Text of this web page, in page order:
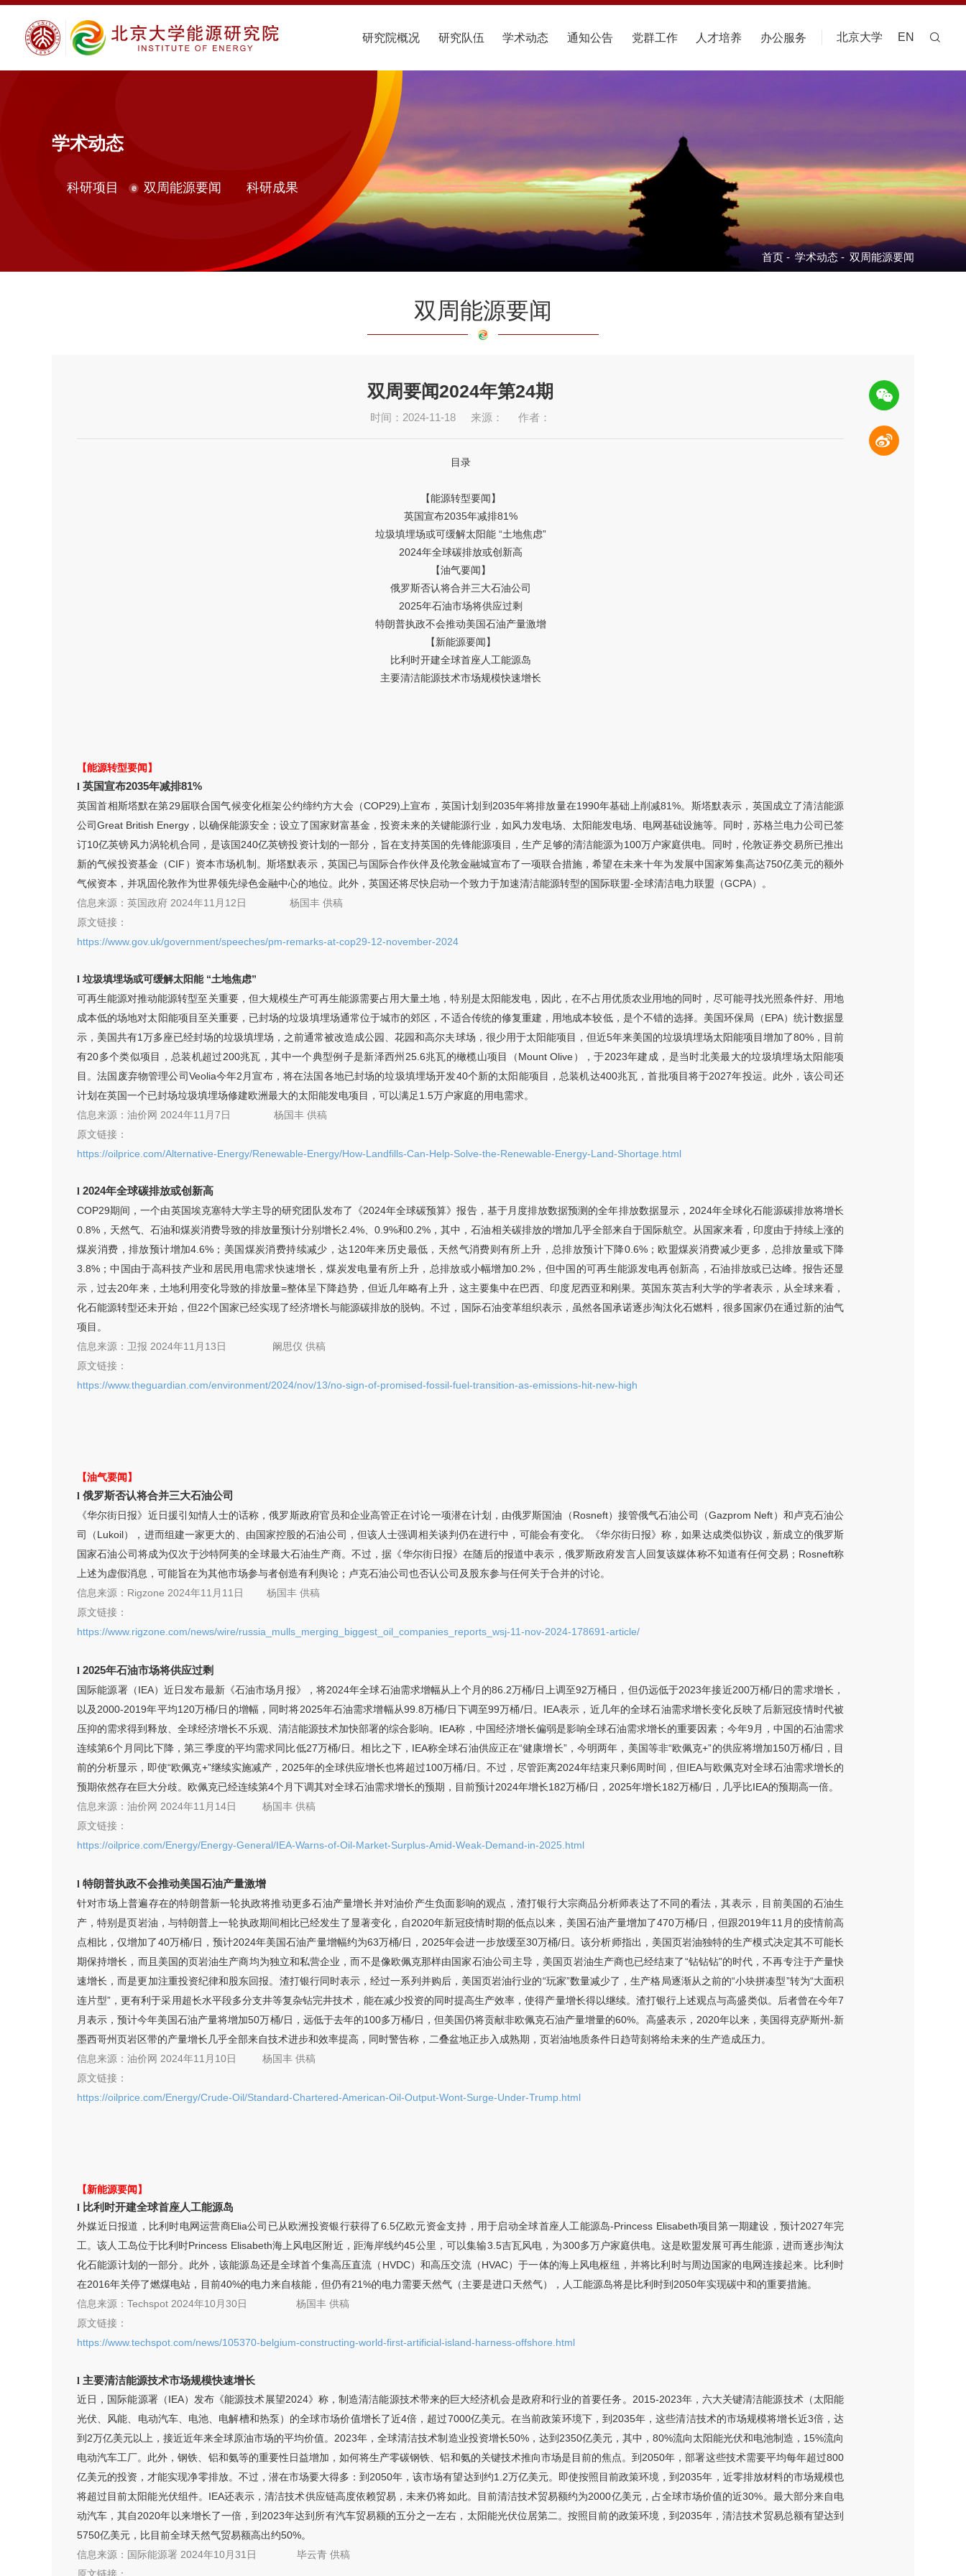
研究院概况 研究队伍 学术动态 通知公告 党群工作 人才培养 办公服务 北京大学 EN
首页 - 学术动态 - 双周能源要闻
学术动态
科研项目 双周能源要闻 科研成果
双周能源要闻
双周要闻2024年第24期
时间：2024-11-18 来源： 作者：
目录
【能源转型要闻】
英国宣布2035年减排81%
垃圾填埋场或可缓解太阳能 “土地焦虑”
2024年全球碳排放或创新高
【油气要闻】
俄罗斯否认将合并三大石油公司
2025年石油市场将供应过剩
特朗普执政不会推动美国石油产量激增
【新能源要闻】
比利时开建全球首座人工能源岛
主要清洁能源技术市场规模快速增长
【能源转型要闻】
l 英国宣布2035年减排81%
英国首相斯塔默在第29届联合国气候变化框架公约缔约方大会（COP29)上宣布，英国计划到2035年将排放量在1990年基础上削减81%。斯塔默表示，英国成立了清洁能源
公司Great British Energy，以确保能源安全；设立了国家财富基金，投资未来的关键能源行业，如风力发电场、太阳能发电场、电网基础设施等。同时，苏格兰电力公司已签
订10亿英镑风力涡轮机合同，是该国240亿英镑投资计划的一部分，旨在支持英国的先锋能源项目，生产足够的清洁能源为100万户家庭供电。同时，伦敦证券交易所已推出
新的气候投资基金（CIF）资本市场机制。斯塔默表示，英国已与国际合作伙伴及伦敦金融城宣布了一项联合措施，希望在未来十年为发展中国家筹集高达750亿美元的额外
气候资本，并巩固伦敦作为世界领先绿色金融中心的地位。此外，英国还将尽快启动一个致力于加速清洁能源转型的国际联盟-全球清洁电力联盟（GCPA）。
信息来源： 英国政府 2024年11月12日
杨国丰 供稿
原文链接：
https://www.gov.uk/government/speeches/pm-remarks-at-cop29-12-november-2024
l垃圾填埋场或可缓解太阳能 “土地焦虑”
可再生能源对推动能源转型至关重要，但大规模生产可再生能源需要占用大量土地，特别是太阳能发电，因此，在不占用优质农业用地的同时，尽可能寻找光照条件好、用地
成本低的场地对太阳能项目至关重要，已封场的垃圾填埋场通常位于城市的郊区，不适合传统的修复重建，用地成本较低，是个不错的选择。美国环保局（EPA）统计数据显
示，美国共有1万多座已经封场的垃圾填埋场，之前通常被改造成公园、花园和高尔夫球场，很少用于太阳能项目，但近5年来美国的垃圾填埋场太阳能项目增加了80%，目前
有20多个类似项目，总装机超过200兆瓦，其中一个典型例子是新泽西州25.6兆瓦的橄榄山项目（Mount Olive），于2023年建成，是当时北美最大的垃圾填埋场太阳能项
目。法国废弃物管理公司Veolia今年2月宣布，将在法国各地已封场的垃圾填埋场开发40个新的太阳能项目，总装机达400兆瓦，首批项目将于2027年投运。此外，该公司还
计划在英国一个已封场垃圾填埋场修建欧洲最大的太阳能发电项目，可以满足1.5万户家庭的用电需求。
信息来源： 油价网 2024年11月7日 杨国丰 供稿
原文链接：
https://oilprice.com/Alternative-Energy/Renewable-Energy/How-Landfills-Can-Help-Solve-the-Renewable-Energy-Land-Shortage.html
l 2024年全球碳排放或创新高
COP29期间，一个由英国埃克塞特大学主导的研究团队发布了《2024年全球碳预算》报告，基于月度排放数据预测的全年排放数据显示，2024年全球化石能源碳排放将增长
0.8%，天然气、石油和煤炭消费导致的排放量预计分别增长2.4%、0.9%和0.2%，其中，石油相关碳排放的增加几乎全部来自于国际航空。从国家来看，印度由于持续上涨的
煤炭消费，排放预计增加4.6%；美国煤炭消费持续减少，达120年来历史最低，天然气消费则有所上升，总排放预计下降0.6%；欧盟煤炭消费减少更多，总排放量或下降
3.8%；中国由于高科技产业和居民用电需求快速增长，煤炭发电量有所上升，总排放或小幅增加0.2%，但中国的可再生能源发电再创新高，石油排放或已达峰。报告还显
示，过去20年来，土地利用变化导致的排放量=整体呈下降趋势，但近几年略有上升，这主要集中在巴西、印度尼西亚和刚果。英国东英吉利大学的学者表示，从全球来看，
化石能源转型还未开始，但22个国家已经实现了经济增长与能源碳排放的脱钩。不过，国际石油变革组织表示，虽然各国承诺逐步淘汰化石燃料，很多国家仍在通过新的油气
项目。
信息来源： 卫报 2024年11月13日 阚思仪 供稿
原文链接：
https://www.theguardian.com/environment/2024/nov/13/no-sign-of-promised-fossil-fuel-transition-as-emissions-hit-new-high
【油气要闻】
l 俄罗斯否认将合并三大石油公司
《华尔街日报》近日援引知情人士的话称，俄罗斯政府官员和企业高管正在讨论一项潜在计划，由俄罗斯国油（Rosneft）接管俄气石油公司（Gazprom Neft）和卢克石油公
司（Lukoil），进而组建一家更大的、由国家控股的石油公司，但该人士强调相关谈判仍在进行中，可能会有变化。《华尔街日报》称，如果达成类似协议，新成立的俄罗斯
国家石油公司将成为仅次于沙特阿美的全球最大石油生产商。不过，据《华尔街日报》在随后的报道中表示，俄罗斯政府发言人回复该媒体称不知道有任何交易；Rosneft称
上述为虚假消息，可能旨在为其他市场参与者创造有利舆论；卢克石油公司也否认公司及股东参与任何关于合并的讨论。
信息来源： Rigzone 2024年11月11日 杨国丰 供稿
原文链接：
https://www.rigzone.com/news/wire/russia_mulls_merging_biggest_oil_companies_reports_wsj-11-nov-2024-178691-article/
l 2025年石油市场将供应过剩
国际能源署（IEA）近日发布最新《石油市场月报》，将2024年全球石油需求增幅从上个月的86.2万桶/日上调至92万桶日，但仍远低于2023年接近200万桶/日的需求增长，
以及2000-2019年平均120万桶/日的增幅，同时将2025年石油需求增幅从99.8万桶/日下调至99万桶/日。IEA表示，近几年的全球石油需求增长变化反映了后新冠疫情时代被
压抑的需求得到释放、全球经济增长不乐观、清洁能源技术加快部署的综合影响。IEA称，中国经济增长偏弱是影响全球石油需求增长的重要因素；今年9月，中国的石油需求
连续第6个月同比下降，第三季度的平均需求同比低27万桶/日。相比之下，IEA称全球石油供应正在“健康增长”，今明两年，美国等非“欧佩克+”的供应将增加150万桶/日，目
前的分析显示，即使“欧佩克+”继续实施减产，2025年的全球供应增长也将超过100万桶/日。不过，尽管距离2024年结束只剩6周时间，但IEA与欧佩克对全球石油需求增长的
预期依然存在巨大分歧。欧佩克已经连续第4个月下调其对全球石油需求增长的预期，目前预计2024年增长182万桶/日，2025年增长182万桶/日，几乎比IEA的预期高一倍。
信息来源： 油价网 2024年11月14日 杨国丰 供稿
原文链接：
https://oilprice.com/Energy/Energy-General/IEA-Warns-of-Oil-Market-Surplus-Amid-Weak-Demand-in-2025.html
l 特朗普执政不会推动美国石油产量激增
针对市场上普遍存在的特朗普新一轮执政将推动更多石油产量增长并对油价产生负面影响的观点，渣打银行大宗商品分析师表达了不同的看法，其表示，目前美国的石油生
产，特别是页岩油，与特朗普上一轮执政期间相比已经发生了显著变化，自2020年新冠疫情时期的低点以来，美国石油产量增加了470万桶/日，但跟2019年11月的疫情前高
点相比，仅增加了40万桶/日，预计2024年美国石油产量增幅约为63万桶/日，2025年会进一步放缓至30万桶/日。该分析师指出，美国页岩油独特的生产模式决定其不可能长
期保持增长，而且美国的页岩油生产商均为独立和私营企业，而不是像欧佩克那样由国家石油公司主导，美国页岩油生产商也已经结束了“钻钻钻”的时代，不再专注于产量快
速增长，而是更加注重投资纪律和股东回报。渣打银行同时表示，经过一系列并购后，美国页岩油行业的“玩家”数量减少了，生产格局逐渐从之前的“小块拼凑型”转为“大面积
连片型”，更有利于采用超长水平段多分支井等复杂钻完井技术，能在减少投资的同时提高生产效率，使得产量增长得以继续。渣打银行上述观点与高盛类似。后者曾在今年7
月表示，预计今年美国石油产量将增加50万桶/日，远低于去年的100多万桶/日，但美国仍将贡献非欧佩克石油产量增量的60%。高盛表示，2020年以来，美国得克萨斯州-新
墨西哥州页岩区带的产量增长几乎全部来自技术进步和效率提高，同时警告称，二叠盆地正步入成熟期，页岩油地质条件日趋苛刻将给未来的生产造成压力。
信息来源： 油价网 2024年11月10日 杨国丰 供稿
原文链接：
https://oilprice.com/Energy/Crude-Oil/Standard-Chartered-American-Oil-Output-Wont-Surge-Under-Trump.html
【新能源要闻】
l 比利时开建全球首座人工能源岛
外媒近日报道，比利时电网运营商Elia公司已从欧洲投资银行获得了6.5亿欧元资金支持，用于启动全球首座人工能源岛-Princess Elisabeth项目第一期建设，预计2027年完
工。该人工岛位于比利时Princess Elisabeth海上风电区附近，距海岸线约45公里，可以集输3.5吉瓦风电，为300多万户家庭供电。这是欧盟发展可再生能源，进而逐步淘汰
化石能源计划的一部分。此外，该能源岛还是全球首个集高压直流（HVDC）和高压交流（HVAC）于一体的海上风电枢纽，并将比利时与周边国家的电网连接起来。比利时
在2016年关停了燃煤电站，目前40%的电力来自核能，但仍有21%的电力需要天然气（主要是进口天然气），人工能源岛将是比利时到2050年实现碳中和的重要措施。
信息来源： Techspot 2024年10月30日 杨国丰 供稿
原文链接：
https://www.techspot.com/news/105370-belgium-constructing-world-first-artificial-island-harness-offshore.html
l 主要清洁能源技术市场规模快速增长
近日，国际能源署（IEA）发布《能源技术展望2024》称，制造清洁能源技术带来的巨大经济机会是政府和行业的首要任务。2015-2023年，六大关键清洁能源技术（太阳能
光伏、风能、电动汽车、电池、电解槽和热泵）的全球市场价值增长了近4倍，超过7000亿美元。在当前政策环境下，到2035年，这些清洁技术的市场规模将增长近3倍，达
到2万亿美元以上，接近近年来全球原油市场的平均价值。2023年，全球清洁技术制造业投资增长50%，达到2350亿美元，其中，80%流向太阳能光伏和电池制造，15%流向
电动汽车工厂。此外，钢铁、铝和氨等的重要性日益增加，如何将生产零碳钢铁、铝和氨的关键技术推向市场是目前的焦点。到2050年，部署这些技术需要平均每年超过800
亿美元的投资，才能实现净零排放。不过，潜在市场要大得多：到2050年，该市场有望达到约1.2万亿美元。即使按照目前政策环境，到2035年，近零排放材料的市场规模也
将超过目前太阳能光伏组件。IEA还表示，清洁技术供应链高度依赖贸易，未来仍将如此。目前清洁技术贸易额约为2000亿美元，占全球市场价值的近30%。最大部分来自电
动汽车，其自2020年以来增长了一倍，到2023年达到所有汽车贸易额的五分之一左右，太阳能光伏位居第二。按照目前的政策环境，到2035年，清洁技术贸易总额有望达到
5750亿美元，比目前全球天然气贸易额高出约50%。
信息来源： 国际能源署 2024年10月31日 毕云青 供稿